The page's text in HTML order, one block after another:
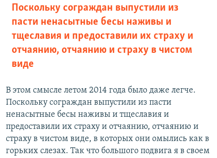
Поскольку сограждан выпустили из
пасти ненасытные бесы наживы и
тщеславия и предоставили их страху и
отчаянию, отчаянию и страху в чистом
виде
В этом смысле летом 2014 года было даже легче.
Поскольку сограждан выпустили из пасти
ненасытные бесы наживы и тщеславия и
предоставили их страху и отчаянию, отчаянию и
страху в чистом виде, в которых они омылись как в
горьких слезах. Так что большого подвига я в своем